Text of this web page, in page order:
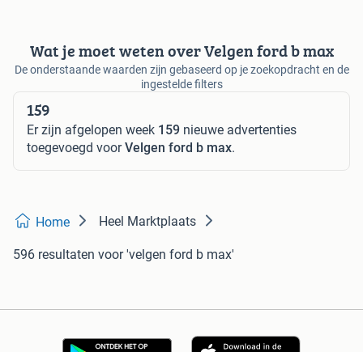
Wat je moet weten over Velgen ford b max
De onderstaande waarden zijn gebaseerd op je zoekopdracht en de
ingestelde filters
159
Er zijn afgelopen week 159 nieuwe advertenties
toegevoegd voorVelgen ford b max.
Home Heel Marktplaats
596 resultaten voor 'velgen ford b max'